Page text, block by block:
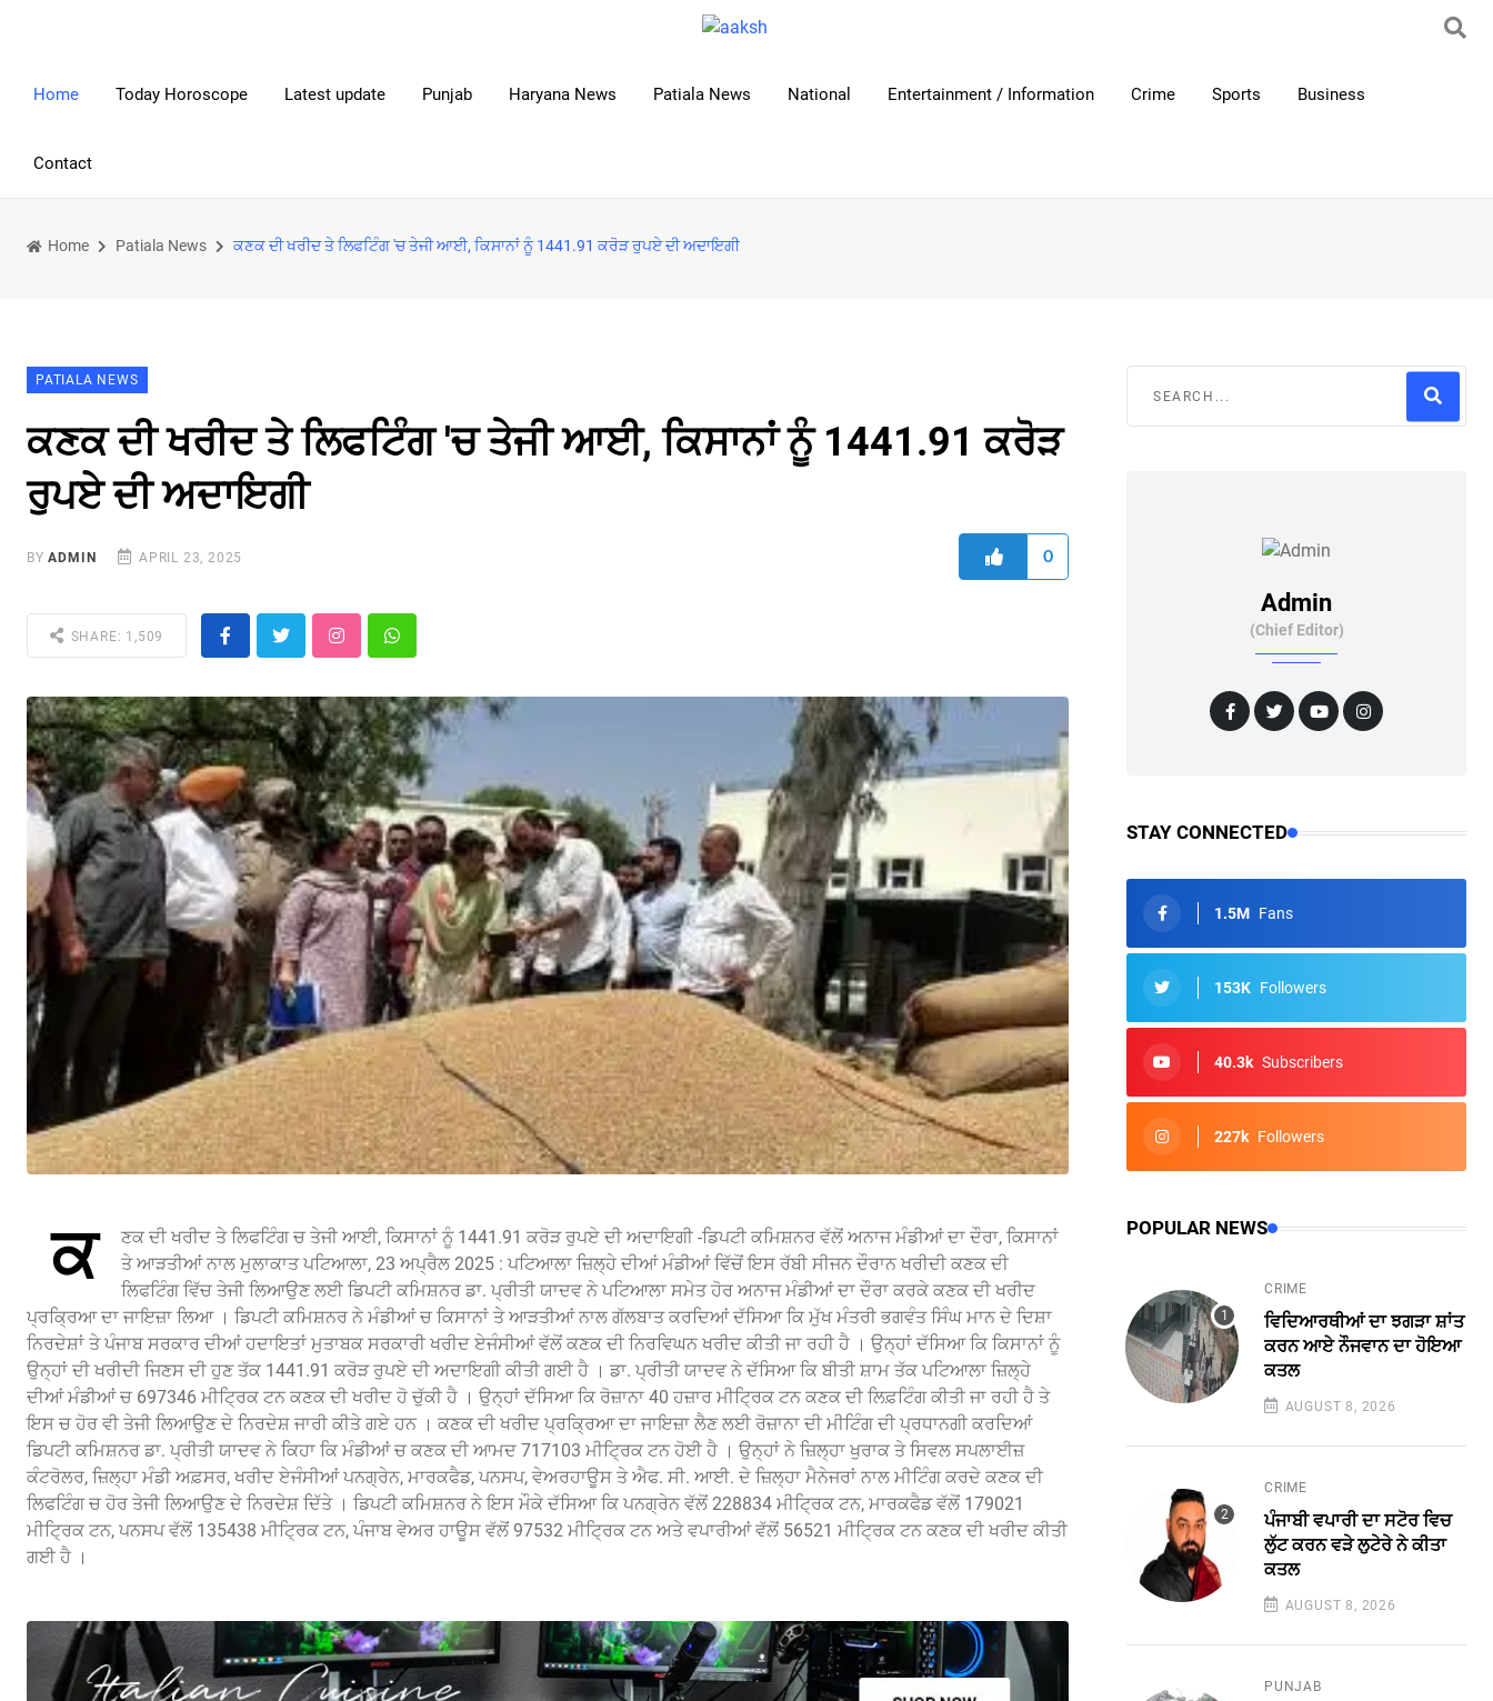
Home Today Horoscope Latest update Punjab Haryana News Patiala News National Entertainment / Information Crime Sports Business
Contact
Home Patiala News ਕਣਕ ਦੀ ਖਰੀਦ ਤੇ ਲਿਫਟਿੰਗ 'ਚ ਤੇਜੀ ਆਈ, ਕਿਸਾਨਾਂ ਨੂੰ 1441.91 ਕਰੋੜ ਰੁਪਏ ਦੀ ਅਦਾਇਗੀ
PATIALA NEWS
ਕਣਕ ਦੀ ਖਰੀਦ ਤੇ ਲਿਫਟਿੰਗ 'ਚ ਤੇਜੀ ਆਈ, ਕਿਸਾਨਾਂ ਨੂੰ 1441.91 ਕਰੋੜ
ਰੁਪਏ ਦੀ ਅਦਾਇਗੀ
BYADMIN APRIL 23, 2025 0
SHARE: 1,509
ਕ
ਣਕ ਦੀ ਖਰੀਦ ਤੇ ਲਿਫਟਿੰਗ ਚ ਤੇਜੀ ਆਈ, ਕਿਸਾਨਾਂ ਨੂੰ 1441.91 ਕਰੋੜ ਰੁਪਏ ਦੀ ਅਦਾਇਗੀ -ਡਿਪਟੀ ਕਮਿਸ਼ਨਰ ਵੱਲੋਂ ਅਨਾਜ ਮੰਡੀਆਂ ਦਾ ਦੌਰਾ, ਕਿਸਾਨਾਂ
ਤੇ ਆੜਤੀਆਂ ਨਾਲ ਮੁਲਾਕਾਤ ਪਟਿਆਲਾ, 23 ਅਪ੍ਰੈਲ 2025 : ਪਟਿਆਲਾ ਜ਼ਿਲ੍ਹੇ ਦੀਆਂ ਮੰਡੀਆਂ ਵਿੱਚੋਂ ਇਸ ਰੱਬੀ ਸੀਜਨ ਦੌਰਾਨ ਖਰੀਦੀ ਕਣਕ ਦੀ
ਲਿਫਟਿੰਗ ਵਿੱਚ ਤੇਜੀ ਲਿਆਉਣ ਲਈ ਡਿਪਟੀ ਕਮਿਸ਼ਨਰ ਡਾ. ਪ੍ਰੀਤੀ ਯਾਦਵ ਨੇ ਪਟਿਆਲਾ ਸਮੇਤ ਹੋਰ ਅਨਾਜ ਮੰਡੀਆਂ ਦਾ ਦੌਰਾ ਕਰਕੇ ਕਣਕ ਦੀ ਖਰੀਦ
ਪ੍ਰਕ੍ਰਿਆ ਦਾ ਜਾਇਜ਼ਾ ਲਿਆ । ਡਿਪਟੀ ਕਮਿਸ਼ਨਰ ਨੇ ਮੰਡੀਆਂ ਚ ਕਿਸਾਨਾਂ ਤੇ ਆੜਤੀਆਂ ਨਾਲ ਗੱਲਬਾਤ ਕਰਦਿਆਂ ਦੱਸਿਆ ਕਿ ਮੁੱਖ ਮੰਤਰੀ ਭਗਵੰਤ ਸਿੰਘ ਮਾਨ ਦੇ ਦਿਸ਼ਾ
ਨਿਰਦੇਸ਼ਾਂ ਤੇ ਪੰਜਾਬ ਸਰਕਾਰ ਦੀਆਂ ਹਦਾਇਤਾਂ ਮੁਤਾਬਕ ਸਰਕਾਰੀ ਖਰੀਦ ਏਜੰਸੀਆਂ ਵੱਲੋਂ ਕਣਕ ਦੀ ਨਿਰਵਿਘਨ ਖਰੀਦ ਕੀਤੀ ਜਾ ਰਹੀ ਹੈ । ਉਨ੍ਹਾਂ ਦੱਸਿਆ ਕਿ ਕਿਸਾਨਾਂ ਨੂੰ
ਉਨ੍ਹਾਂ ਦੀ ਖਰੀਦੀ ਜਿਣਸ ਦੀ ਹੁਣ ਤੱਕ 1441.91 ਕਰੋੜ ਰੁਪਏ ਦੀ ਅਦਾਇਗੀ ਕੀਤੀ ਗਈ ਹੈ । ਡਾ. ਪ੍ਰੀਤੀ ਯਾਦਵ ਨੇ ਦੱਸਿਆ ਕਿ ਬੀਤੀ ਸ਼ਾਮ ਤੱਕ ਪਟਿਆਲਾ ਜ਼ਿਲ੍ਹੇ
ਦੀਆਂ ਮੰਡੀਆਂ ਚ 697346 ਮੀਟ੍ਰਿਕ ਟਨ ਕਣਕ ਦੀ ਖਰੀਦ ਹੋ ਚੁੱਕੀ ਹੈ । ਉਨ੍ਹਾਂ ਦੱਸਿਆ ਕਿ ਰੋਜ਼ਾਨਾ 40 ਹਜ਼ਾਰ ਮੀਟ੍ਰਿਕ ਟਨ ਕਣਕ ਦੀ ਲਿਫ਼ਟਿੰਗ ਕੀਤੀ ਜਾ ਰਹੀ ਹੈ ਤੇ
ਇਸ ਚ ਹੋਰ ਵੀ ਤੇਜੀ ਲਿਆਉਣ ਦੇ ਨਿਰਦੇਸ਼ ਜਾਰੀ ਕੀਤੇ ਗਏ ਹਨ । ਕਣਕ ਦੀ ਖਰੀਦ ਪ੍ਰਕ੍ਰਿਆ ਦਾ ਜਾਇਜ਼ਾ ਲੈਣ ਲਈ ਰੋਜ਼ਾਨਾ ਦੀ ਮੀਟਿੰਗ ਦੀ ਪ੍ਰਧਾਨਗੀ ਕਰਦਿਆਂ
ਡਿਪਟੀ ਕਮਿਸ਼ਨਰ ਡਾ. ਪ੍ਰੀਤੀ ਯਾਦਵ ਨੇ ਕਿਹਾ ਕਿ ਮੰਡੀਆਂ ਚ ਕਣਕ ਦੀ ਆਮਦ 717103 ਮੀਟ੍ਰਿਕ ਟਨ ਹੋਈ ਹੈ । ਉਨ੍ਹਾਂ ਨੇ ਜ਼ਿਲ੍ਹਾ ਖੁਰਾਕ ਤੇ ਸਿਵਲ ਸਪਲਾਈਜ਼
ਕੰਟਰੋਲਰ, ਜ਼ਿਲ੍ਹਾ ਮੰਡੀ ਅਫ਼ਸਰ, ਖਰੀਦ ਏਜੰਸੀਆਂ ਪਨਗ੍ਰੇਨ, ਮਾਰਕਫੈਡ, ਪਨਸਪ, ਵੇਅਰਹਾਊਸ ਤੇ ਐਫ. ਸੀ. ਆਈ. ਦੇ ਜ਼ਿਲ੍ਹਾ ਮੈਨੇਜਰਾਂ ਨਾਲ ਮੀਟਿੰਗ ਕਰਦੇ ਕਣਕ ਦੀ
ਲਿਫਟਿੰਗ ਚ ਹੋਰ ਤੇਜੀ ਲਿਆਉਣ ਦੇ ਨਿਰਦੇਸ਼ ਦਿੱਤੇ । ਡਿਪਟੀ ਕਮਿਸ਼ਨਰ ਨੇ ਇਸ ਮੌਕੇ ਦੱਸਿਆ ਕਿ ਪਨਗ੍ਰੇਨ ਵੱਲੋਂ 228834 ਮੀਟ੍ਰਿਕ ਟਨ, ਮਾਰਕਫੈਡ ਵੱਲੋਂ 179021
ਮੀਟ੍ਰਿਕ ਟਨ, ਪਨਸਪ ਵੱਲੋਂ 135438 ਮੀਟ੍ਰਿਕ ਟਨ, ਪੰਜਾਬ ਵੇਅਰ ਹਾਊਸ ਵੱਲੋਂ 97532 ਮੀਟ੍ਰਿਕ ਟਨ ਅਤੇ ਵਪਾਰੀਆਂ ਵੱਲੋਂ 56521 ਮੀਟ੍ਰਿਕ ਟਨ ਕਣਕ ਦੀ ਖਰੀਦ ਕੀਤੀ
ਗਈ ਹੈ ।
Admin
(Chief Editor)
STAY CONNECTED
1.5M Fans
153K Followers
40.3k Subscribers
227k Followers
POPULAR NEWS
CRIME
ਵਿਦਿਆਰਥੀਆਂ ਦਾ ਝਗੜਾ ਸ਼ਾਂਤ
ਕਰਨ ਆਏ ਨੌਜਵਾਨ ਦਾ ਹੋਇਆ
ਕਤਲ
AUGUST 8, 2026
CRIME
ਪੰਜਾਬੀ ਵਪਾਰੀ ਦਾ ਸਟੋਰ ਵਿਚ
ਲੁੱਟ ਕਰਨ ਵੜੇ ਲੁਟੇਰੇ ਨੇ ਕੀਤਾ
ਕਤਲ
AUGUST 8, 2026
PUNJAB